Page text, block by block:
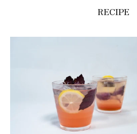
RECIPE